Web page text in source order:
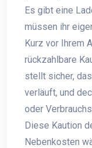
Es gibt eine
müssen ihr
Kurz vor Ihrem
rückzahlbare
stellt sicher,
verläuft, und
oder
Diese Kaution
Nebenkosten